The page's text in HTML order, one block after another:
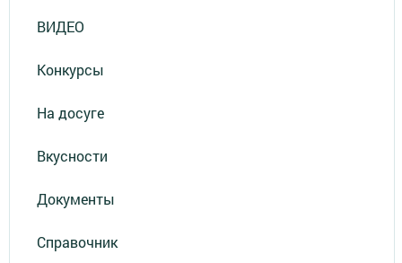
ВИДЕО
Конкурсы
На досуге
Вкусности
Документы
Справочник